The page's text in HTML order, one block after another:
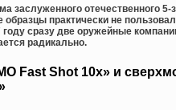
заслуженного отечественного
практически не
сразу две оружейные
радикально.
Fast Shot 10x» и